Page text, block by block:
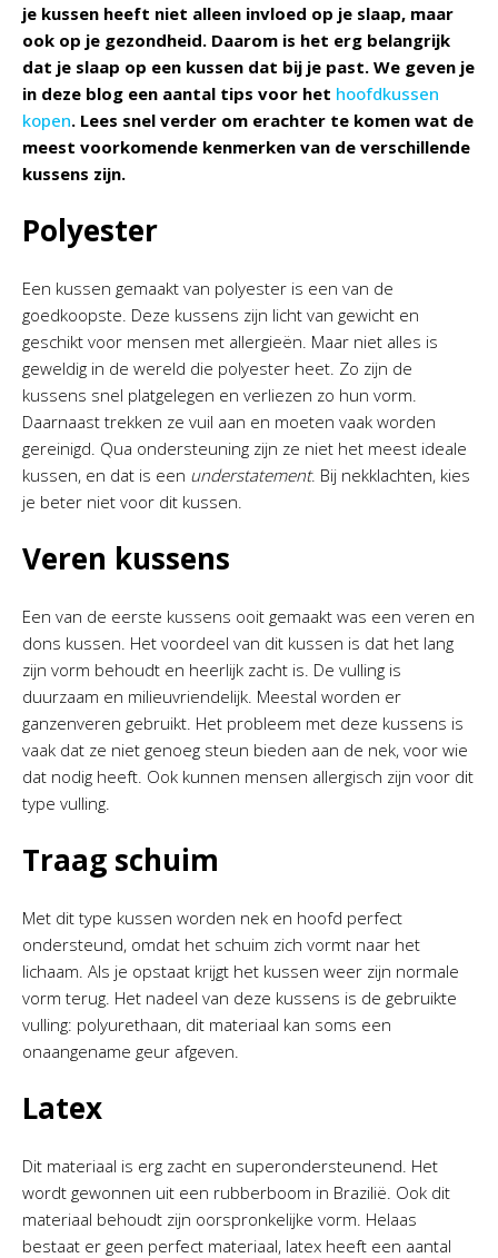
je kussen heeft niet alleen invloed op je slaap, maar
ook op je gezondheid. Daarom is het erg belangrijk
dat je slaap op een kussen dat bij je past. We geven je
in deze blog een aantal tips voor het hoofdkussen
kopen. Lees snel verder om erachter te komen wat de
meest voorkomende kenmerken van de verschillende
kussens zijn.
Polyester
Een kussen gemaakt van polyester is een van de
goedkoopste. Deze kussens zijn licht van gewicht en
geschikt voor mensen met allergieën. Maar niet alles is
geweldig in de wereld die polyester heet. Zo zijn de
kussens snel platgelegen en verliezen zo hun vorm.
Daarnaast trekken ze vuil aan en moeten vaak worden
gereinigd. Qua ondersteuning zijn ze niet het meest ideale
kussen, en dat is een understatement. Bij nekklachten, kies
je beter niet voor dit kussen.
Veren kussens
Een van de eerste kussens ooit gemaakt was een veren en
dons kussen. Het voordeel van dit kussen is dat het lang
zijn vorm behoudt en heerlijk zacht is. De vulling is
duurzaam en milieuvriendelijk. Meestal worden er
ganzenveren gebruikt. Het probleem met deze kussens is
vaak dat ze niet genoeg steun bieden aan de nek, voor wie
dat nodig heeft. Ook kunnen mensen allergisch zijn voor dit
type vulling.
Traag schuim
Met dit type kussen worden nek en hoofd perfect
ondersteund, omdat het schuim zich vormt naar het
lichaam. Als je opstaat krijgt het kussen weer zijn normale
vorm terug. Het nadeel van deze kussens is de gebruikte
vulling: polyurethaan, dit materiaal kan soms een
onaangename geur afgeven.
Latex
Dit materiaal is erg zacht en superondersteunend. Het
wordt gewonnen uit een rubberboom in Brazilië. Ook dit
materiaal behoudt zijn oorspronkelijke vorm. Helaas
bestaat er geen perfect materiaal, latex heeft een aantal